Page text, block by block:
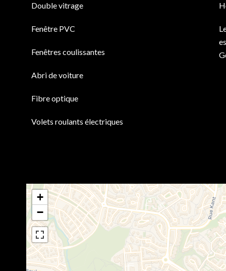
Double vitrage
Fenêtre PVC
Fenêtres coulissantes
Abri de voiture
Fibre optique
Volets roulants électriques
+
−